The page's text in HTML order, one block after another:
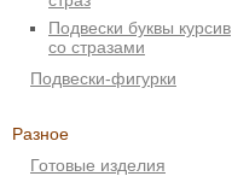
Подвески буквы курсив
со стразами
Подвески-фигурки
Разное
Готовые изделия